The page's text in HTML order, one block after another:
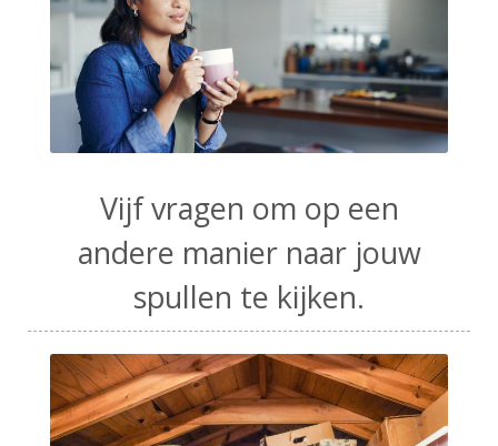
Vijf vragen om op een
andere manier naar jouw
spullen te kijken.